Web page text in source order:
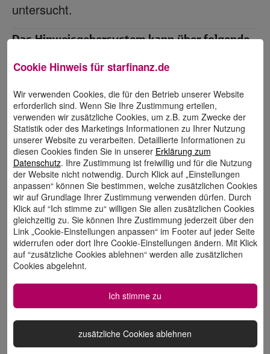
untersucht.
Das Hinweisgebersystem kann über folgende
Webseite:https://eu.deloitte-
halo.com/whistleblower/website/StarFina
nz
oder über die kostenfreie
Telefonnummer: 0800 1838461
Bitte beachten Sie:
Das Halo Hinweisgebersystem ist kein
Ereignisse, die eine unmittelbare Bedrohung
von Leben oder Eigentum darstellen, da wir
Ihnen möglicherweise nicht unverzüglich
Cookie Hinweis für starfinanz.de
Wir verwenden Cookies, die für den Betrieb unserer Website
erforderlich sind. Wenn Sie Ihre Zustimmung erteilen,
verwenden wir zusätzliche Cookies, um z.B. zum Zwecke der
Statistik oder des Marketings Informationen zu Ihrer Nutzung
unserer Website zu verarbeiten. Detaillierte Informationen zu
diesen Cookies finden Sie in unserer Erklärung zum
Datenschutz. Ihre Zustimmung ist freiwillig und für die Nutzung
der Website nicht notwendig. Durch Klick auf „Einstellungen
anpassen“ können Sie bestimmen, welche zusätzlichen Cookies
wir auf Grundlage Ihrer Zustimmung verwenden dürfen. Durch
Klick auf “Ich stimme zu“ willigen Sie allen zusätzlichen Cookies
gleichzeitig zu. Sie können Ihre Zustimmung jederzeit über den
Link „Cookie-Einstellungen anpassen“ im Footer auf jeder Seite
widerrufen oder dort Ihre Cookie-Einstellungen ändern. Mit Klick
auf “zusätzliche Cookies ablehnen“ werden alle zusätzlichen
Cookies abgelehnt.
Ich stimme zu
zusätzliche Cookies ablehnen